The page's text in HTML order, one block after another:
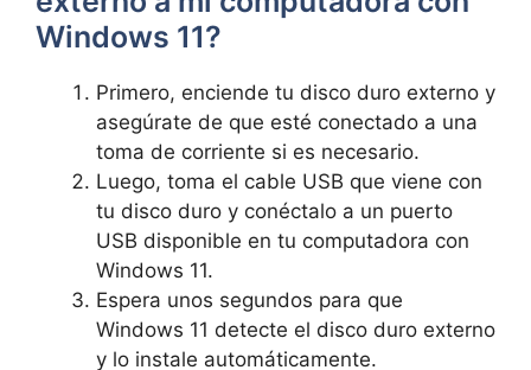
Windows 11?
Primero, enciende tu disco duro externo y
asegúrate de que esté conectado a una
toma de corriente si es necesario.
Luego, toma el cable USB que viene con
tu disco duro y conéctalo a un puerto
USB disponible en tu computadora con
Windows 11.
Espera unos segundos para que
Windows 11 detecte el disco duro externo
y lo instale automáticamente.